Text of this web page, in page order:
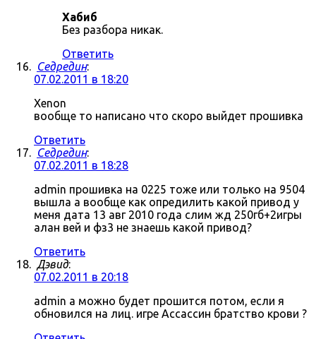
Хабиб
Без разбора никак.
Ответить
Седредин:
07.02.2011 в 18:20
Xenon
вообще то написано что скоро выйдет прошивка
Ответить
Седредин:
07.02.2011 в 18:28
admin прошивка на 0225 тоже или только на 9504
вышла а вообще как опредилить какой привод у
меня дата 13 авг 2010 года слим жд 250гб+2игры
алан вей и фз3 не знаешь какой привод?
Ответить
Дэвид:
07.02.2011 в 20:18
admin а можно будет прошится потом, если я
обновился на лиц. игре Ассассин братство крови ?